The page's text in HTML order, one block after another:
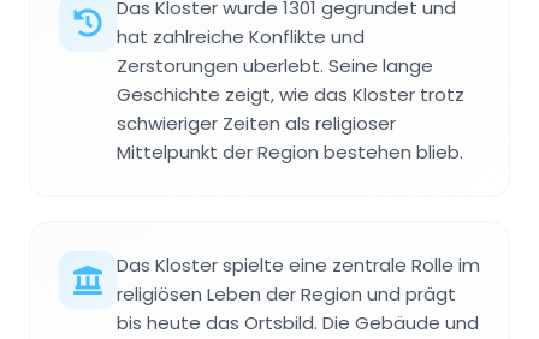
Das Kloster wurde 1301 gegrundet und
hat zahlreiche Konflikte und
Zerstorungen uberlebt. Seine lange
Geschichte zeigt, wie das Kloster trotz
schwieriger Zeiten als religioser
Mittelpunkt der Region bestehen blieb.
Das Kloster spielte eine zentrale Rolle im
religiösen Leben der Region und prägt
bis heute das Ortsbild. Die Gebäude und